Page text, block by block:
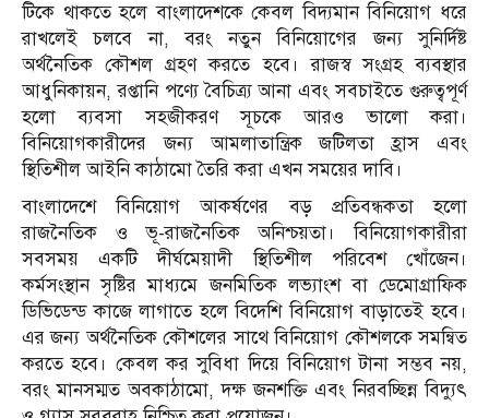
টিকে থাকতে হলে বাংলাদেশকে কেবল বিদ্যমান বিনিয়োগ ধরে
রাখলেই চলবে না, বরং নতুন বিনিয়োগের জন্য সুনির্দিষ্ট
অর্থনৈতিক কৌশল গ্রহণ করতে হবে। রাজস্ব সংগ্রহ ব্যবস্থার
আধুনিকায়ন, রপ্তানি পণ্যে বৈচিত্র্য আনা এবং সবচাইতে গুরুত্বপূর্ণ
হলো ব্যবসা সহজীকরণ সূচকে আরও ভালো করা।
বিনিয়োগকারীদের জন্য আমলাতান্ত্রিক জটিলতা হ্রাস এবং
স্থিতিশীল আইনি কাঠামো তৈরি করা এখন সময়ের দাবি।
বাংলাদেশে বিনিয়োগ আকর্ষণের বড় প্রতিবন্ধকতা হলো
রাজনৈতিক ও ভূ-রাজনৈতিক অনিশ্চয়তা। বিনিয়োগকারীরা
সবসময় একটি দীর্ঘমেয়াদী স্থিতিশীল পরিবেশ খোঁজেন।
কর্মসংস্থান সৃষ্টির মাধ্যমে জনমিতিক লভ্যাংশ বা ডেমোগ্রাফিক
ডিভিডেন্ড কাজে লাগাতে হলে বিদেশি বিনিয়োগ বাড়াতেই হবে।
এর জন্য অর্থনৈতিক কৌশলের সাথে বিনিয়োগ কৌশলকে সমন্বিত
করতে হবে। কেবল কর সুবিধা দিয়ে বিনিয়োগ টানা সম্ভব নয়,
বরং মানসম্মত অবকাঠামো, দক্ষ জনশক্তি এবং নিরবচ্ছিন্ন বিদ্যুৎ